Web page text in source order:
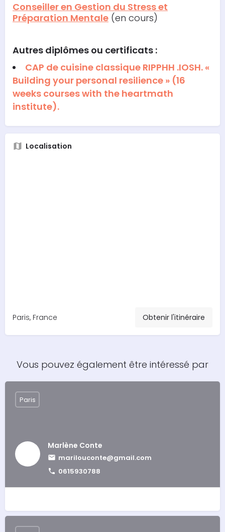
Conseiller en Gestion du Stress et
Préparation Mentale (en cours)
Autres diplômes ou certificats :
CAP de cuisine classique RIPPHH .IOSH. «
Building your personal resilience » (16
weeks courses with the heartmath
institute).
Localisation
Paris, France Obtenir l'itinéraire
Vous pouvez également être intéressé par
Marlène Conte
marilouconte@gmail.com
0615930788
Paris